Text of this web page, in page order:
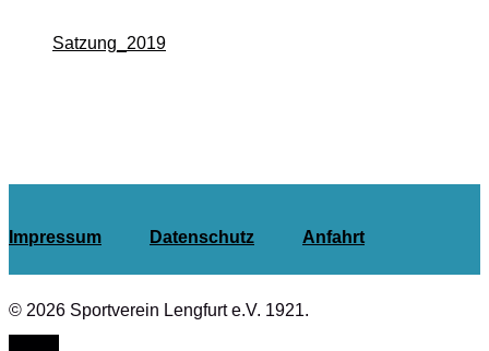
Satzung_2019
Impressum Datenschutz Anfahrt
© 2026 Sportverein Lengfurt e.V. 1921.